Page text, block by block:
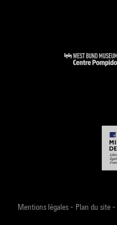
Mentions légales- Plan du site-